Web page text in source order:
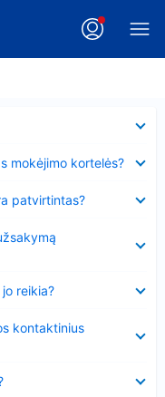
mokėjimo kortelės?
patvirtintas?
reikia?
kontaktinius